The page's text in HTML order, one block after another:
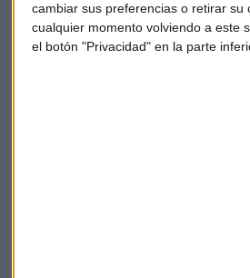
cambiar sus preferencias o retirar su
cualquier momento volviendo a este
el botón "Privacidad" en la parte
durante el trimestre.
Gracias a esa venta, la marca obtuvo